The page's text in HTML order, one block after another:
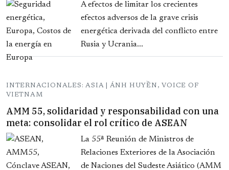
A efectos de limitar los crecientes
efectos adversos de la grave crisis
energética derivada del conflicto entre
Rusia y Ucrania...
INTERNACIONALES: ASIA | ÁNH HUYỀN, VOICE OF
VIETNAM
AMM 55, solidaridad y responsabilidad con una
meta: consolidar el rol crítico de ASEAN
La 55ª Reunión de Ministros de
Relaciones Exteriores de la Asociación
de Naciones del Sudeste Asiático (AMM